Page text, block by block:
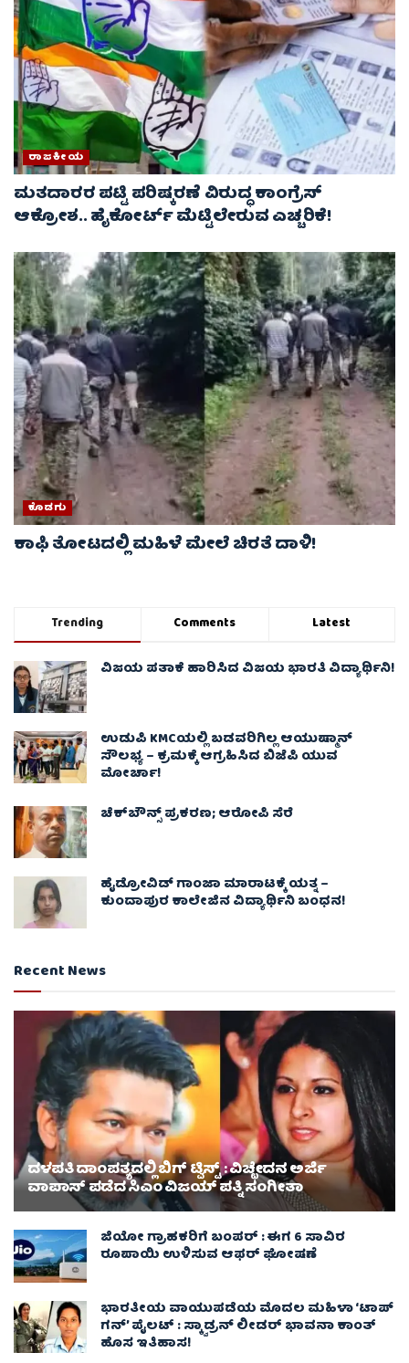
ರಾಜಕೀಯ
ಮತದಾರರ ಪಟ್ಟಿ ಪರಿಷ್ಕರಣೆ ವಿರುದ್ಧ ಕಾಂಗ್ರೆಸ್
ಆಕ್ರೋಶ.. ಹೈಕೋರ್ಟ್ ಮೆಟ್ಟಿಲೇರುವ ಎಚ್ಚರಿಕೆ!
ಕೊಡಗು
ಕಾಫಿ ತೋಟದಲ್ಲಿ ಮಹಿಳೆ ಮೇಲೆ ಚಿರತೆ ದಾಳಿ!
Trending Comments Latest
ವಿಜಯ ಪತಾಕೆ ಹಾರಿಸಿದ ವಿಜಯ ಭಾರತಿ ವಿದ್ಯಾರ್ಥಿನಿ!
ಉಡುಪಿ KMCಯಲ್ಲಿ ಬಡವರಿಗಿಲ್ಲ ಆಯುಷ್ಮಾನ್
ಸೌಲಭ್ಯ – ಕ್ರಮಕ್ಕೆ ಆಗ್ರಹಿಸಿದ ಬಿಜೆಪಿ ಯುವ
ಮೋರ್ಚಾ!
ಚೆಕ್​ಬೌನ್ಸ್​ ಪ್ರಕರಣ; ಆರೋಪಿ ಸೆರೆ
ಹೈಡ್ರೋವಿಡ್ ಗಾಂಜಾ ಮಾರಾಟಕ್ಕೆ ಯತ್ನ –
ಕುಂದಾಪುರ ಕಾಲೇಜಿನ ವಿದ್ಯಾರ್ಥಿನಿ ಬಂಧನ!
Recent News
ದಳಪತಿ ದಾಂಪತ್ಯದಲ್ಲಿ ಬಿಗ್ ಟ್ವಿಸ್ಟ್ : ವಿಚ್ಛೇದನ ಅರ್ಜಿ
ವಾಪಾಸ್‌ ಪಡೆದ ಸಿಎಂ ವಿಜಯ್ ಪತ್ನಿ ಸಂಗೀತಾ‌
ಜಿಯೋ ಗ್ರಾಹಕರಿಗೆ ಬಂಪರ್ : ಈಗ 6 ಸಾವಿರ
ರೂಪಾಯಿ ಉಳಿಸುವ ಆಫರ್ ಘೋಷಣೆ
ಭಾರತೀಯ ವಾಯುಪಡೆಯ ಮೊದಲ ಮಹಿಳಾ ‘ಟಾಪ್
ಗನ್’ ಪೈಲಟ್ : ಸ್ಕ್ವಾಡ್ರನ್ ಲೀಡರ್ ಭಾವನಾ ಕಾಂತ್
ಹೊಸ ಇತಿಹಾಸ!